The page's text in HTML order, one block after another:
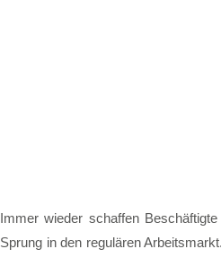
Immer wieder schaffen
Sprung in den regulären